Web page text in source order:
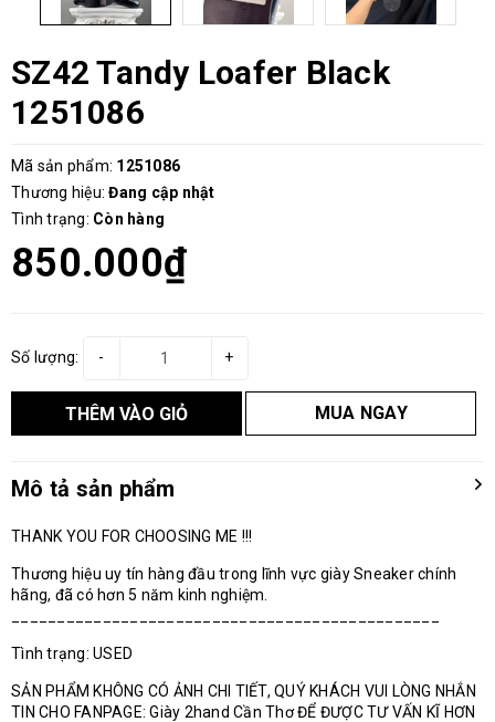
SZ42 Tandy Loafer Black
1251086
Mã sản phẩm: 1251086
Thương hiệu: Đang cập nhật
Tình trạng: Còn hàng
850.000₫
Số lượng: +
-
THÊM VÀO GIỎ MUA NGAY
Mô tả sản phẩm
THANK YOU FOR CHOOSING ME !!!
Thương hiệu uy tín hàng đầu trong lĩnh vực giày Sneaker chính
hãng, đã có hơn 5 năm kinh nghiệm.
Tình trạng: USED
SẢN PHẨM KHÔNG CÓ ẢNH CHI TIẾT, QUÝ KHÁCH VUI LÒNG NHẮN
TIN CHO FANPAGE: Giày 2hand Cần Thơ ĐỂ ĐƯỢC TƯ VẤN KĨ HƠN